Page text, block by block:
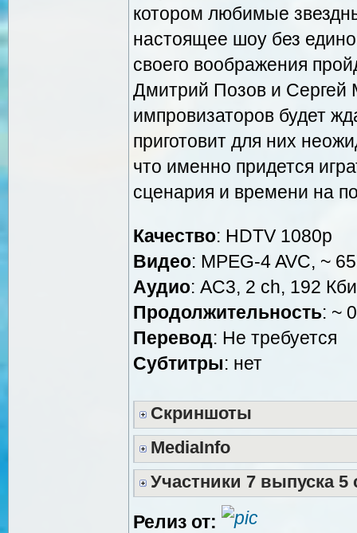
котором любимые
настоящее шоу без
своего воображения
Дмитрий Позов и Сергей
импровизаторов будет
приготовит для них
что именно придется
сценария и времени на
Качество: HDTV 1080р
Видео: MPEG-4 AVC, ~
Аудио: AC3, 2 ch, 192
Продолжительность: ~
Перевод: Не требуется
Субтитры: нет
Скриншоты
MediaInfo
Участники 7 выпуска 5
Релиз от: